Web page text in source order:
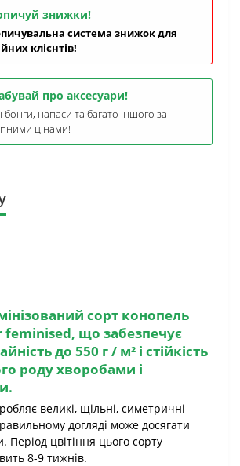
знижки!
система знижок для
клієнтів!
про аксесуари!
бонги, напаси та багато іншого за
цінами!
сорт конопель
feminised, що забезпечує
до 550 г / м² і стійкість
роду хворобами і
великі, щільні, симетричні
догляді може досягати
Період цвітіння цього сорту
8-9 тижнів.